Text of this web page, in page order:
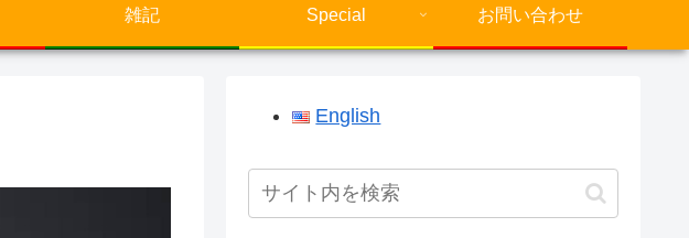
雑記 Special お問い合わせ
English